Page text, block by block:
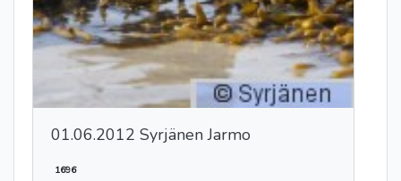
01.06.2012 Syrjänen Jarmo
1696